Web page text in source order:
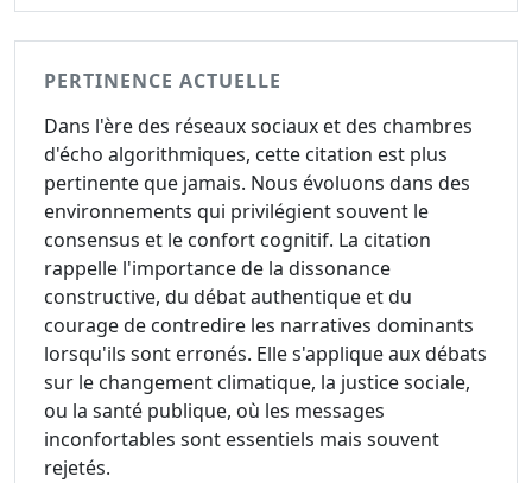
PERTINENCE ACTUELLE
Dans l'ère des réseaux sociaux et des chambres
d'écho algorithmiques, cette citation est plus
pertinente que jamais. Nous évoluons dans des
environnements qui privilégient souvent le
consensus et le confort cognitif. La citation
rappelle l'importance de la dissonance
constructive, du débat authentique et du
courage de contredire les narratives dominants
lorsqu'ils sont erronés. Elle s'applique aux débats
sur le changement climatique, la justice sociale,
ou la santé publique, où les messages
inconfortables sont essentiels mais souvent
rejetés.